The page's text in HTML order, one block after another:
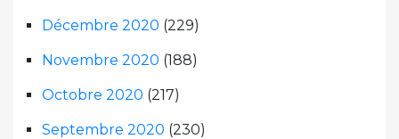
Décembre 2020 (229)
Novembre 2020 (188)
Octobre 2020 (217)
Septembre 2020 (230)